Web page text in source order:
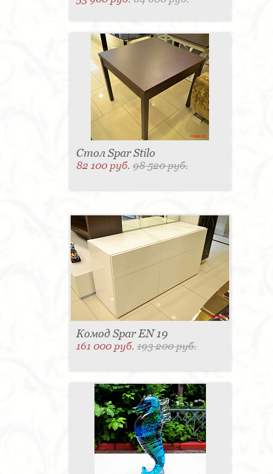
Стол Spar Stilo
82 100 руб.98 520 руб.
Комод Spar EN 19
161 000 руб.193 200 руб.